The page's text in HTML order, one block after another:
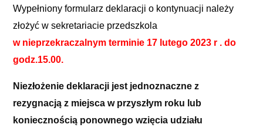
Wypełniony formularz deklaracji o kontynuacji należy
złożyć w sekretariacie przedszkola
w nieprzekraczalnym terminie 17 lutego 2023 r . do
godz.15.00.
Niezłożenie deklaracji jest jednoznaczne z
rezygnacją z miejsca w przyszłym roku lub
koniecznością ponownego wzięcia udziału